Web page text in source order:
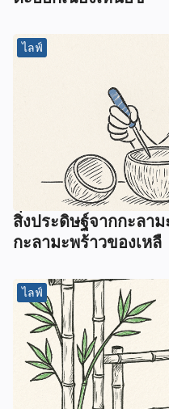
ไลฟ์
สิ่งประดิษฐ์จากกะลา
กะลามะพร้าวของเหลื
ไลฟ์